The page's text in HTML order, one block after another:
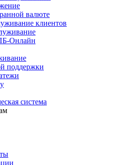
валюте
клиентов
Онлайн
поддержки
система